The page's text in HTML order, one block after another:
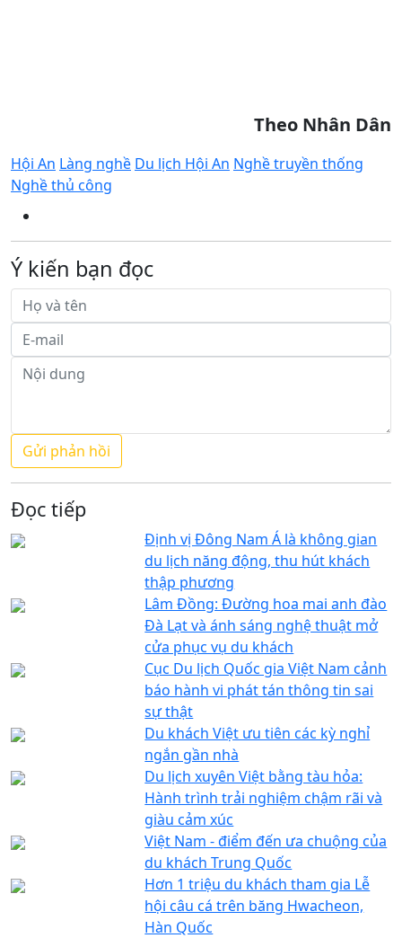
Theo Nhân Dân
Hội An Làng nghề Du lịch Hội An Nghề truyền thống
Nghề thủ công
Ý kiến bạn đọc
Đọc tiếp
Định vị Đông Nam Á là không gian
du lịch năng động, thu hút khách
thập phương
Lâm Đồng: Đường hoa mai anh đào
Đà Lạt và ánh sáng nghệ thuật mở
cửa phục vụ du khách
Cục Du lịch Quốc gia Việt Nam cảnh
báo hành vi phát tán thông tin sai
sự thật
Du khách Việt ưu tiên các kỳ nghỉ
ngắn gần nhà
Du lịch xuyên Việt bằng tàu hỏa:
Hành trình trải nghiệm chậm rãi và
giàu cảm xúc
Việt Nam - điểm đến ưa chuộng của
du khách Trung Quốc
Hơn 1 triệu du khách tham gia Lễ
hội câu cá trên băng Hwacheon,
Hàn Quốc